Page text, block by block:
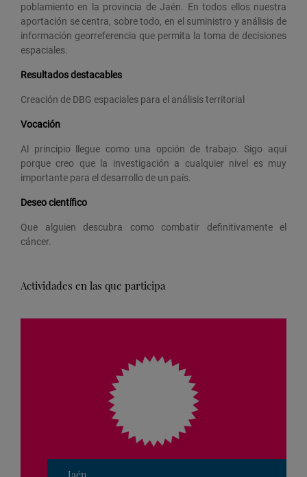
poblamiento en la provincia de Jaén. En todos ellos nuestra
aportación se centra, sobre todo, en el suministro y análisis de
información georreferencia que permita la toma de decisiones
espaciales.
Resultados destacables
Creación de DBG espaciales para el análisis territorial
Vocación
Al principio llegue como una opción de trabajo. Sigo aquí
porque creo que la investigación a cualquier nivel es muy
importante para el desarrollo de un país.
Deseo científico
Que alguien descubra como combatir definitivamente el
cáncer.
Actividades en las que participa